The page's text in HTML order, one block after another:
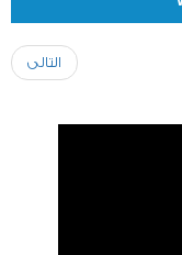
التالى